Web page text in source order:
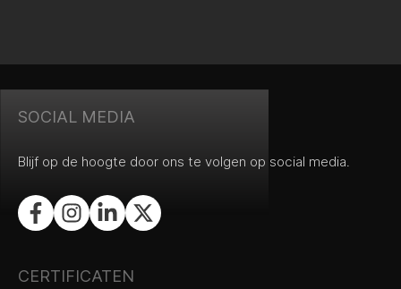
SOCIAL MEDIA
Blijf op de hoogte door ons te volgen op social media.
CERTIFICATEN